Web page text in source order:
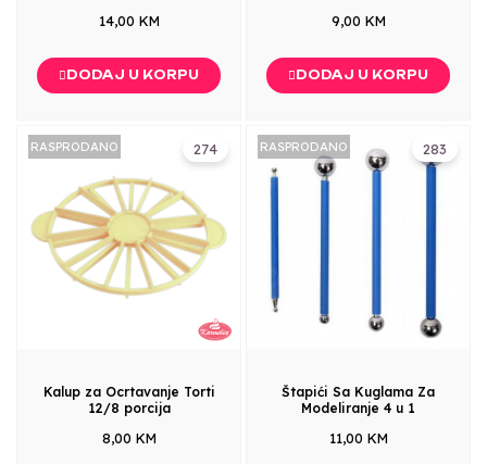
14,00 KM
DODAJ U KORPU
9,00 KM
DODAJ U KORPU
274
RASPRODANO
Kalup za Ocrtavanje Torti
12/8 porcija
8,00 KM
283
RASPRODANO
Štapići Sa Kuglama Za
Modeliranje 4 u 1
11,00 KM